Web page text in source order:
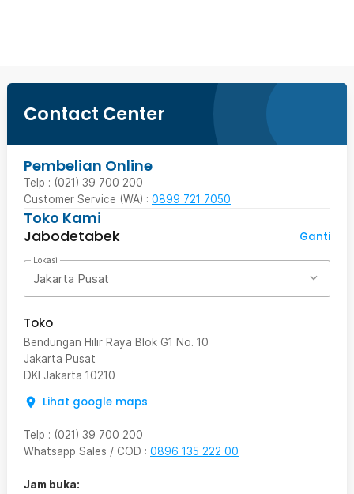
Contact Center
Pembelian Online
Telp : (021) 39 700 200
Customer Service (WA) : 0899 721 7050
Toko Kami
Jabodetabek
Ganti
Lokasi
Jakarta Pusat
Toko
Bendungan Hilir Raya Blok G1 No. 10
Jakarta Pusat
DKI Jakarta 10210
Lihat google maps
Telp : (021) 39 700 200
Whatsapp Sales / COD : 0896 135 222 00
Jam buka: